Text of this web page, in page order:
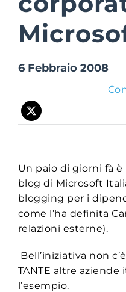
Suite Login
6 Febbraio 2008
Un paio di giorni fà è
blog di Microsoft
blogging per i
come l’ha definita
relazioni esterne).
Bell’iniziativa non
TANTE altre
l’esempio.